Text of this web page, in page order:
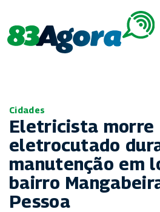
Cidades
Eletricista morre
eletrocutado
manutenção em
bairro
Pessoa